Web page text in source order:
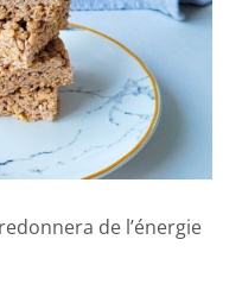
de l’énergie